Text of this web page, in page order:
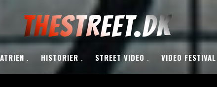
THESTREET.DK
HISTORIER STREET VIDEO VIDEO FESTIVAL